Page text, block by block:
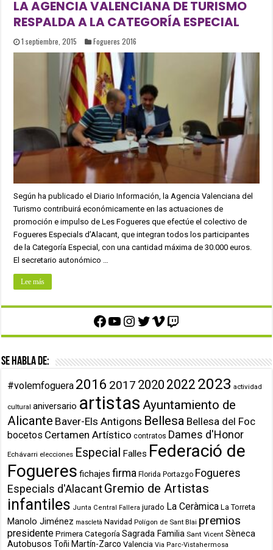
LA AGENCIA VALENCIANA DE TURISMO
RESPALDA A LA CATEGORÍA ESPECIAL
1 septiembre, 2015 Fogueres 2016
Según ha publicado el Diario Información, la Agencia Valenciana del
Turismo contribuirá económicamente en las actuaciones de
promoción e impulso de Les Fogueres que efectúe el colectivo de
Fogueres Especials d’Alacant, que integran todos los participantes
de la Categoría Especial, con una cantidad máxima de 30.000 euros.
El secretario autonómico …
Lee más
Facebook
YouTube
Instagram
Twitter
Vimeo
Twitch
Se habla de:
#volemfoguera 2016 2017 2020 2022 2023 actividad
cultural aniversario artistas Ayuntamiento de
Alicante Baver-Els Antigons Bellesa Bellesa del Foc
bocetos Certamen Artístico contratos Dames d'Honor
Echávarri elecciones Especial Falles Federació de
Fogueres fichajes firma Florida Portazgo Fogueres
Especials d'AlacantGremio de Artistas
infantiles Junta Central Fallera jurado La Ceràmica La Torreta
Manolo Jiménez mascletà Navidad Polígon de Sant Blai premios
presidente Primera Categoría Sagrada Familia Sant Vicent Sèneca
Autobusos Toñi Martín-Zarco Valencia Via Parc-Vistahermosa